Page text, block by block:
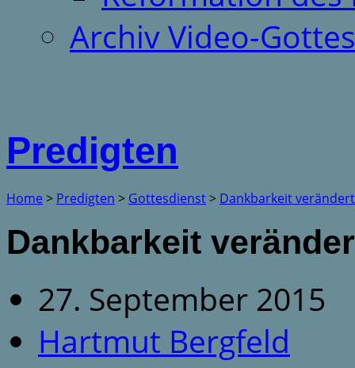
Archiv Video-
Predigten
Home > Predigten > Gottesdienst> Dankbarkeit
Dankbarkeit
27. September 2015
Hartmut Bergfeld